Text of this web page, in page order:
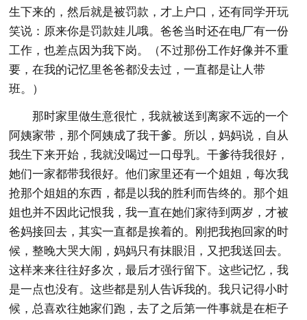
生下来的，然后就是被罚款，才上户口，还有同学开玩
笑说：原来你是罚款娃儿哦。爸爸当时还在电厂有一份
工作，也差点因为我下岗。（不过那份工作好像并不重
要，在我的记忆里爸爸都没去过，一直都是让人带
班。）
那时家里做生意很忙，我就被送到离家不远的一个
阿姨家带，那个阿姨成了我干爹。所以，妈妈说，自从
我生下来开始，我就没喝过一口母乳。干爹待我很好，
她们一家都带我很好。他们家里还有一个姐姐，每次我
抢那个姐姐的东西，都是以我的胜利而告终的。那个姐
姐也并不因此记恨我，我一直在她们家待到两岁，才被
爸妈接回去，其实一直都是挨着的。刚把我抱回家的时
候，整晚大哭大闹，妈妈只有抹眼泪，又把我送回去。
这样来来往往好多次，最后才强行留下。这些记忆，我
是一点也没有。这些都是别人告诉我的。我只记得小时
候，总喜欢往她家们跑，去了之后第一件事就是在柜子